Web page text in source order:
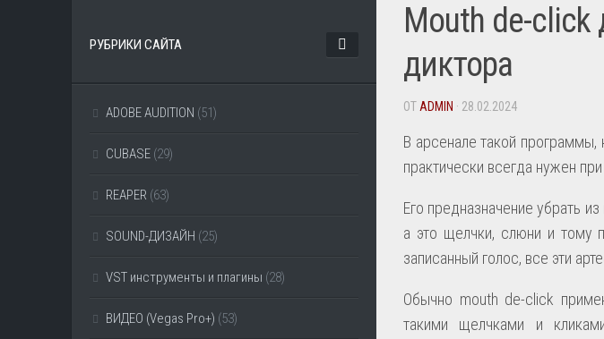
Mouth de-click
диктора
ОТ ADMIN · 28.02.2024
В арсенале такой программы,
практически всегда нужен
Его предназначение убрать
а это щелчки, слюни и тому
записанный голос, все эти
Обычно mouth de-click
такими щелчками и
РУБРИКИ САЙТА
ADOBE AUDITION (51)
CUBASE (29)
REAPER (63)
SOUND-ДИЗАЙН (25)
VST инструменты и плагины (28)
ВИДЕО (Vegas Pro+) (53)